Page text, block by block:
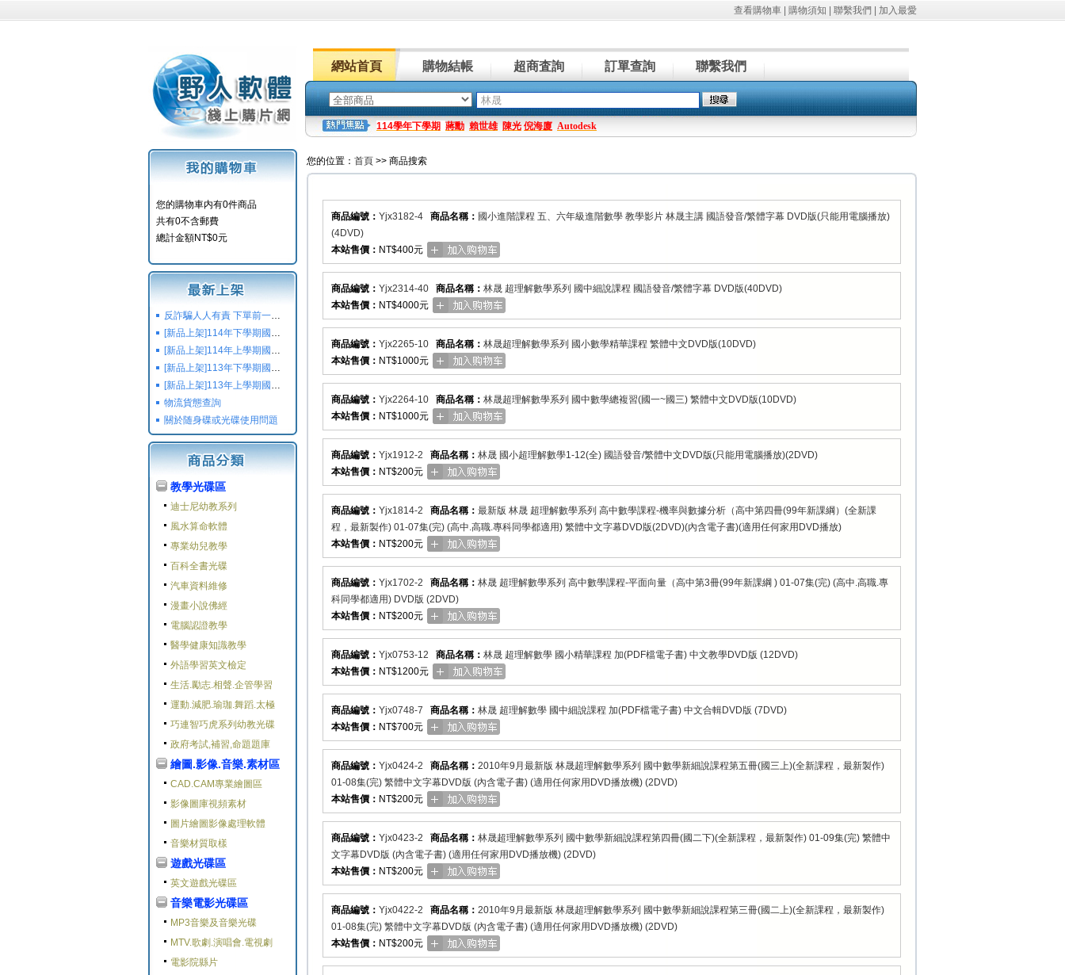
查看購物車 購物須知 聯繫我們 加入最愛
網站首頁 購物結帳 超商査詢 訂單查詢 聯繫我們
114學年下學期 蔣勳 賴世雄 陳光 倪海廈 Autodesk
您的購物車内有0件商品
共有0不含郵費
總計金額NT$0元
反詐騙人人有責 下單前一定要注意
[新品上架]114年下學期國小國中高中命題光碟,校用卷,習作
[新品上架]114年上學期國小國中高中命題光碟,校用卷,習作
[新品上架]113年下學期國小國中高中命題光碟,校用卷,習作
[新品上架]113年上學期國小國中高中命題光碟,校用卷,習作
物流貨態查詢
關於随身碟或光碟使用問題
教學光碟區
迪士尼幼教系列
風水算命軟體
專業幼兒教學
百科全書光碟
汽車資料維修
漫畫小說佛經
電腦認證教學
醫學健康知識教學
外語學習英文檢定
生活.勵志.相聲.企管學習
運動.減肥.瑜珈.舞蹈.太極
巧連智巧虎系列幼教光碟
政府考試,補習,命題題庫
繪圖.影像.音樂.素材區
CAD.CAM專業繪圖區
影像圖庫視頻素材
圖片繪圖影像處理軟體
音樂材質取樣
遊戲光碟區
英文遊戲光碟區
音樂電影光碟區
MP3音樂及音樂光碟
MTV.歌劇.演唱會.電視劇
電影院縣片
您的位置： 首頁 >> 商品搜索
商品編號： Yjx3182-4 商品名稱： 國小進階課程 五、六年級進階數學 教學影片 林晟主講 國語發音/繁體字幕 DVD版(只能用電腦播放)
(4DVD)
本站售價： NT$400元
商品編號： Yjx2314-40 商品名稱： 林晟 超理解數學系列 國中細說課程 國語發音/繁體字幕 DVD版(40DVD)
本站售價： NT$4000元
商品編號： Yjx2265-10 商品名稱： 林晟超理解數學系列 國小數學精華課程 繁體中文DVD版(10DVD)
本站售價： NT$1000元
商品編號： Yjx2264-10 商品名稱： 林晟超理解數學系列 國中數學總複習(國一~國三) 繁體中文DVD版(10DVD)
本站售價： NT$1000元
商品編號： Yjx1912-2 商品名稱： 林晟 國小超理解數學1-12(全) 國語發音/繁體中文DVD版(只能用電腦播放)(2DVD)
本站售價： NT$200元
商品編號： Yjx1814-2 商品名稱： 最新版 林晟 超理解數學系列 高中數學課程-機率與數據分析（高中第四冊(99年新課綱）(全新課
程，最新製作) 01-07集(完) (高中.高職.專科同學都適用) 繁體中文字幕DVD版(2DVD)(內含電子書)(適用任何家用DVD播放)
本站售價： NT$200元
商品編號： Yjx1702-2 商品名稱： 林晟 超理解數學系列 高中數學課程-平面向量（高中第3冊(99年新課綱 ) 01-07集(完) (高中.高職.專
科同學都適用) DVD版 (2DVD)
本站售價： NT$200元
商品編號： Yjx0753-12 商品名稱： 林晟 超理解數學 國小精華課程 加(PDF檔電子書) 中文教學DVD版 (12DVD)
本站售價： NT$1200元
商品編號： Yjx0748-7 商品名稱： 林晟 超理解數學 國中細說課程 加(PDF檔電子書) 中文合輯DVD版 (7DVD)
本站售價： NT$700元
商品編號： Yjx0424-2 商品名稱： 2010年9月最新版 林晟超理解數學系列 國中數學新細說課程第五冊(國三上)(全新課程，最新製作)
01-08集(完) 繁體中文字幕DVD版 (內含電子書) (適用任何家用DVD播放機) (2DVD)
本站售價： NT$200元
商品編號： Yjx0423-2 商品名稱： 林晟超理解數學系列 國中數學新細說課程第四冊(國二下)(全新課程，最新製作) 01-09集(完) 繁體中
文字幕DVD版 (內含電子書) (適用任何家用DVD播放機) (2DVD)
本站售價： NT$200元
商品編號： Yjx0422-2 商品名稱： 2010年9月最新版 林晟超理解數學系列 國中數學新細說課程第三冊(國二上)(全新課程，最新製作)
01-08集(完) 繁體中文字幕DVD版 (內含電子書) (適用任何家用DVD播放機) (2DVD)
本站售價： NT$200元